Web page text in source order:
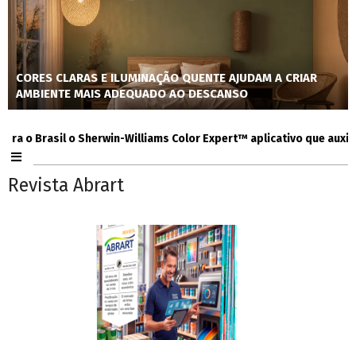
CORES CLARAS E ILUMINAÇÃO QUENTE AJUDAM A CRIAR
AMBIENTE MAIS ADEQUADO AO DESCANSO
o Sherwin-Williams Color Expert™ aplicativo que auxilia
Revista Abrart